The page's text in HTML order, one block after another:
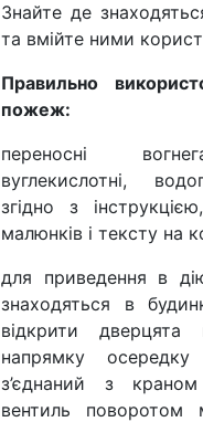
Знайте де
та вмійте ними
Правильно
пожеж:
переносні
вуглекислотні,
згідно з
малюнків і тексту на
для приведення в
знаходяться в
відкрити
напрямку
з’єднаний з
вентиль поворотом